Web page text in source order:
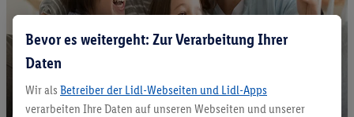
Bevor es weitergeht: Zur Verarbeitung Ihrer
Daten
Wir als Betreiber der Lidl-Webseiten und Lidl-Apps
verarbeiten Ihre Daten auf unseren Webseiten und unserer